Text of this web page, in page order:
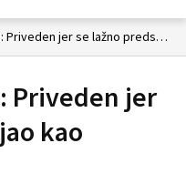
Severna Mitrovica: Priveden jer se lažno predstavljao kao policajac
Priveden jer
kao